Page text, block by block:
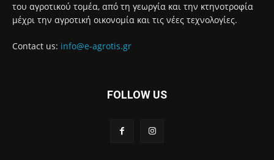
του αγροτικού τομέα, από τη γεωργία και την κτηνοτροφία
μέχρι την αγροτική οικονομία και τις νέες τεχνολογίες.
Contact us: info@e-agrotis.gr
FOLLOW US